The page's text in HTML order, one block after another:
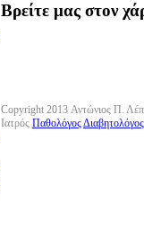
Βρείτε μας στον
Copyright 2013 Αντώνιος Π.
Ιατρός ΠαθολόγοςΔιαβητολόγος